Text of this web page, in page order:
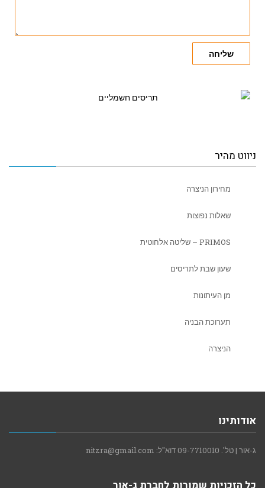
שליחה
ניווט מהיר
מחירון הניצרה
שאלות נפוצות
PRIMOS – שליטה אלחוטית
שעון שבת לתריסים
מן העיתונות
תערוכת הבניה
הניצרה
אודותינו
ג-אור | טל'. 09-7710010 דוא"ל: nitzra@gmail.com